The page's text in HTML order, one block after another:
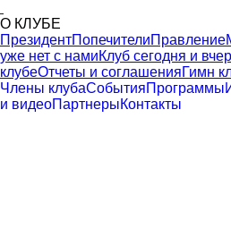
О КЛУБЕ
ПрезидентПопечителиПравление
уже нет с намиКлуб сегодня и
клубеОтчеты и соглашенияГимн
Члены клубаСобытияПрограммы
и видеоПартнерыКонтакты